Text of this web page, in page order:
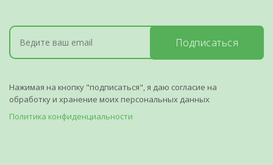
Подписаться
Нажимая на кнопку "подписаться", я даю согласие на
обработку и хранение моих персональных данных
Политика конфиденциальности